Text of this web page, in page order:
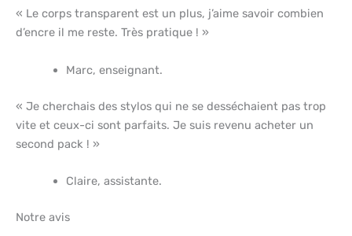
« Le corps transparent est un plus, j’aime savoir combien
d’encre il me reste. Très pratique ! »
Marc, enseignant.
« Je cherchais des stylos qui ne se desséchaient pas trop
vite et ceux-ci sont parfaits. Je suis revenu acheter un
second pack ! »
Claire, assistante.
Notre avis